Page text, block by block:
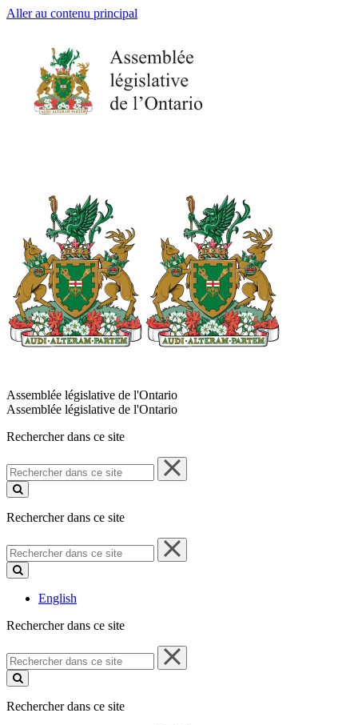
Aller au contenu principal
Assemblée législative de l'Ontario
Assemblée législative de l'Ontario
Rechercher dans ce site
Rechercher
dans
ce
Rechercher dans ce site
Rechercher
dans
ce
English
Rechercher dans ce site
Rechercher
dans
ce
Rechercher dans ce site